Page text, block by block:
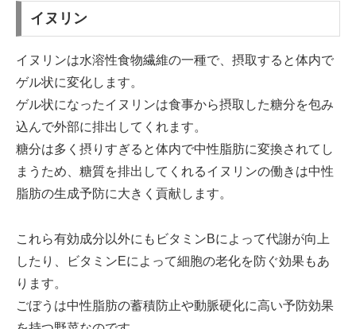
イヌリン
イヌリンは水溶性食物繊維の一種で、摂取すると体内で
ゲル状に変化します。
ゲル状になったイヌリンは食事から摂取した糖分を包み
込んで外部に排出してくれます。
糖分は多く摂りすぎると体内で中性脂肪に変換されてし
まうため、糖質を排出してくれるイヌリンの働きは中性
脂肪の生成予防に大きく貢献します。
これら有効成分以外にもビタミンBによって代謝が向上
したり、ビタミンEによって細胞の老化を防ぐ効果もあ
ります。
ごぼうは中性脂肪の蓄積防止や動脈硬化に高い予防効果